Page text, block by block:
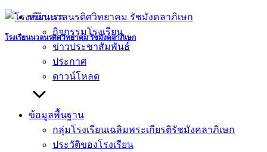
Skip
content
โรงเรียนนวลนรดิศวิทยาคม รัชมังคลาภิเษก
หน้าแรก
กิจกรรมโรงเรียน
ข่าวประชาสัมพันธ์
ประกาศ
ดาวน์โหลด
ข้อมูลพื้นฐาน
กลุ่มโรงเรียนเฉลิมพระเกียรติรัชมังคลาภิเษก
ประวัติของโรงเรียน